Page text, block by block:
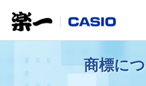
商標に